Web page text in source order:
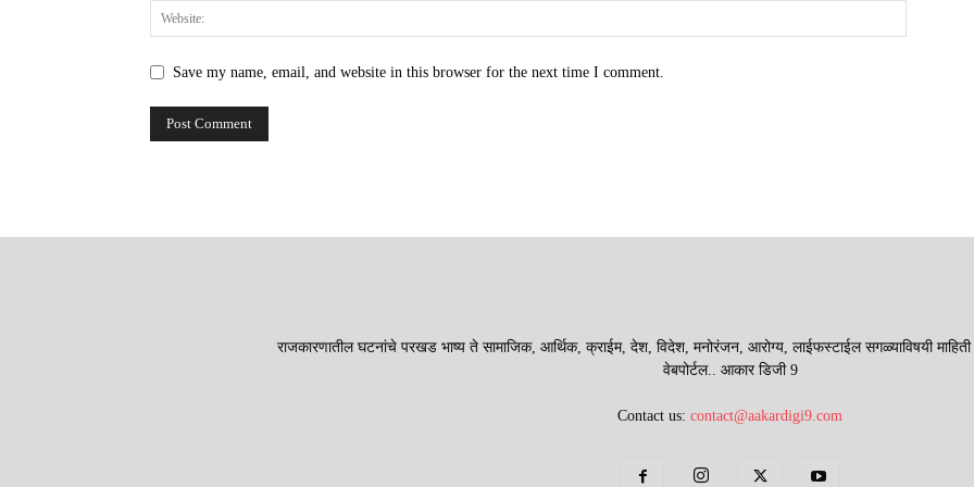
Save my name, email, and website in this browser for the next time I comment.
राजकारणातील घटनांचे परखड भाष्य ते सामाजिक, आर्थिक, क्राईम, देश, विदेश, मनोरंजन, आरोग्य, लाईफस्टाईल सगळ्याविषयी माहिती
वेबपोर्टल.. आकार डिजी 9
Contact us:contact@aakardigi9.com